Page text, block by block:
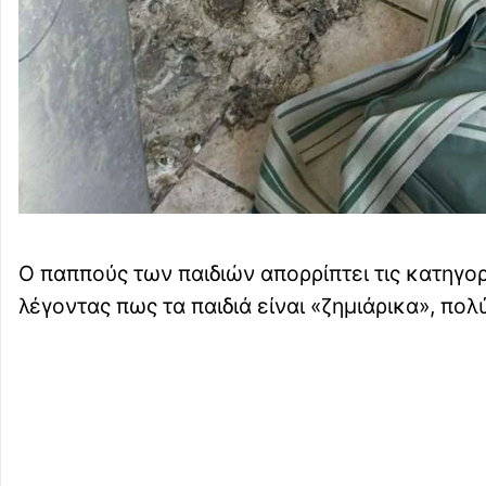
Ο παππούς των παιδιών απορρίπτει τις
λέγοντας πως τα παιδιά είναι «ζημιάρικα»,